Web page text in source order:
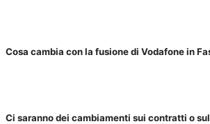
Cosa cambia con la fusione di Vodafone in
Ci saranno dei cambiamenti sui contratti o